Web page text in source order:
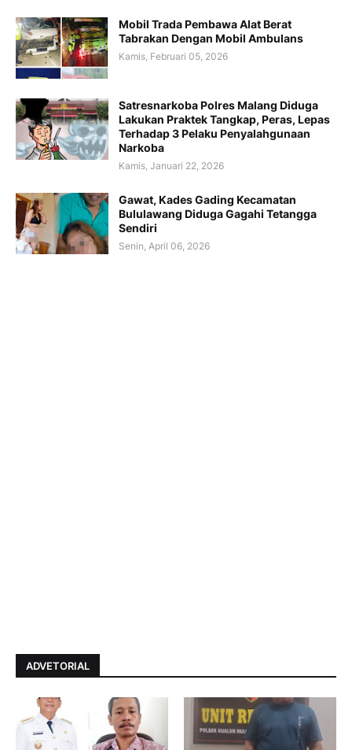
Mobil Trada Pembawa Alat Berat
Tabrakan Dengan Mobil Ambulans
Kamis, Februari 05, 2026
Satresnarkoba Polres Malang Diduga
Lakukan Praktek Tangkap, Peras, Lepas
Terhadap 3 Pelaku Penyalahgunaan
Narkoba
Kamis, Januari 22, 2026
Gawat, Kades Gading Kecamatan
Bululawang Diduga Gagahi Tetangga
Sendiri
Senin, April 06, 2026
ADVETORIAL